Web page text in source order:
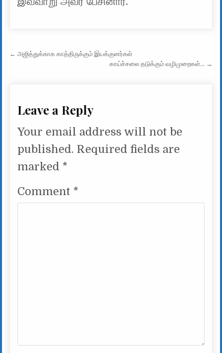
Post navigation
← அஜித்துக்காக காத்திருக்கும் இயக்குனர்கள்
காய்ச்சலை தடுக்கும் வழிமுறைகள்… →
Leave a Reply
Your email address will not be
published. Required fields are
marked *
Comment *